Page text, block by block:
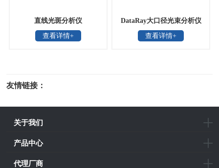
直线光斑分析仪
查看详情+
DataRay大口径光束分析仪
查看详情+
友情链接：
关于我们
产品中心
代理厂商